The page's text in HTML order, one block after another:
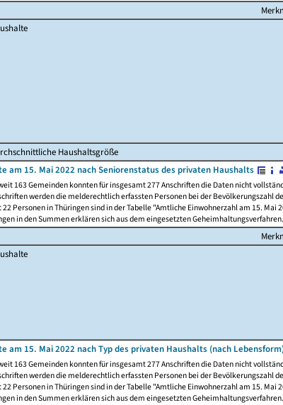
Haushaltsgröße
am 15. Mai 2022 nach Seniorenstatus des privaten Haushalts
163 Gemeinden konnten für insgesamt 277 Anschriften die Daten nicht
werden die melderechtlich erfassten Personen bei der
Personen in Thüringen sind in der Tabelle "Amtliche Einwohnerzahl am 15.
in den Summen erklären sich aus dem eingesetzten Geheimhaltungsverfahren.
am 15. Mai 2022 nach Typ des privaten Haushalts (nach
163 Gemeinden konnten für insgesamt 277 Anschriften die Daten nicht
werden die melderechtlich erfassten Personen bei der
Personen in Thüringen sind in der Tabelle "Amtliche Einwohnerzahl am 15.
in den Summen erklären sich aus dem eingesetzten Geheimhaltungsverfahren.